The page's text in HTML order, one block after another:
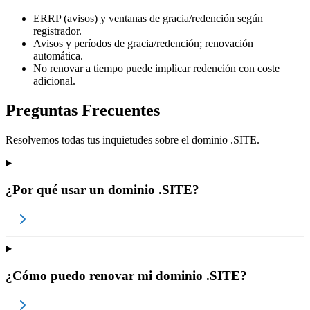
ERRP (avisos) y ventanas de gracia/redención según
registrador.
Avisos y períodos de gracia/redención; renovación
automática.
No renovar a tiempo puede implicar redención con coste
adicional.
Preguntas Frecuentes
Resolvemos todas tus inquietudes sobre el dominio .SITE.
¿Por qué usar un dominio .SITE?
¿Cómo puedo renovar mi dominio .SITE?